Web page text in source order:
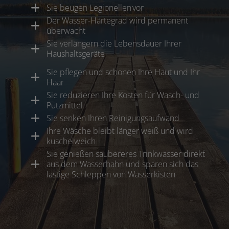
Sie beugen Legionellen vor
Der Wasser-Härtegrad wird permanent
überwacht
Sie verlängern die Lebensdauer Ihrer
Haushaltsgeräte
Sie pflegen und schonen Ihre Haut und Ihr
Haar
Sie reduzieren Ihre Kosten für Wasch- und
Putzmittel
Sie senken Ihren Reinigungsaufwand
Ihre Wäsche bleibt länger weiß und wird
kuschelweich
Sie genießen saubereres Trinkwasser direkt
aus dem Wasserhahn und sparen sich das
lästige Schleppen von Wasserkisten